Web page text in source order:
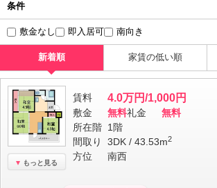
条件
敷金なし 即入居可 南向き
新着順 家賃の低い順
もっと見る
賃料 4.0万円/1,000円
敷金 無料礼金
無料
所在階 1階
間取り
3DK / 43.53m2
方位 南西